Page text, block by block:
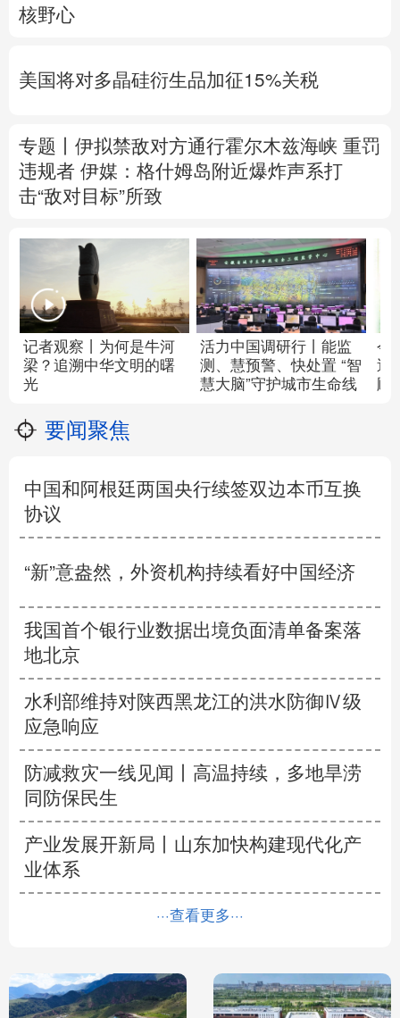
核野心
美国将对多晶硅衍生品加征15%关税
专题丨 伊拟禁敌对方通行霍尔木兹海峡 重罚
违规者 伊媒：格什姆岛附近爆炸声系打
击“敌对目标”所致
记者观察丨为何是牛河
梁？追溯中华文明的曙
光
活力中国调研行丨 能监
测、慧预警、快处置 “智
慧大脑”守护城市生命线
今
逅
顾
要闻聚焦
中国和阿根廷两国央行续签双边本币互换
协议
“新”意盎然，外资机构持续看好中国经济
我国首个银行业数据出境负面清单备案落
地北京
水利部维持对陕西黑龙江的洪水防御Ⅳ级
应急响应
防减救灾一线见闻丨高温持续，多地旱涝
同防保民生
产业发展开新局丨 山东加快构建现代化产
业体系
···查看更多···